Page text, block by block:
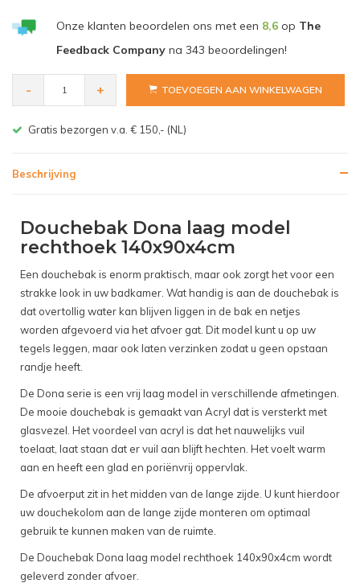
Onze klanten beoordelen ons met een 8,6op The
Feedback Companyna 343 beoordelingen!
- + TOEVOEGEN AAN WINKELWAGEN
Gratis bezorgen v.a. € 150,- (NL)
Beschrijving
Douchebak Dona laag model
rechthoek 140x90x4cm
Een douchebak is enorm praktisch, maar ook zorgt het voor een
strakke look in uw badkamer. Wat handig is aan de douchebak is
dat overtollig water kan blijven liggen in de bak en netjes
worden afgevoerd via het afvoer gat. Dit model kunt u op uw
tegels leggen, maar ook laten verzinken zodat u geen opstaan
randje heeft.
De Dona serie is een vrij laag model in verschillende afmetingen.
De mooie douchebak is gemaakt van Acryl dat is versterkt met
glasvezel. Het voordeel van acryl is dat het nauwelijks vuil
toelaat, laat staan dat er vuil aan blijft hechten. Het voelt warm
aan en heeft een glad en poriënvrij oppervlak.
De afvoerput zit in het midden van de lange zijde. U kunt hierdoor
uw douchekolom aan de lange zijde monteren om optimaal
gebruik te kunnen maken van de ruimte.
De Douchebak Dona laag model rechthoek 140x90x4cm wordt
geleverd zonder afvoer.